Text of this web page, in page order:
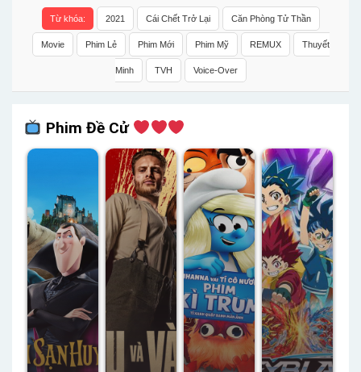
Từ khóa: 2021 Cái Chết Trở Lại Căn Phòng Tử Thần
Movie Phim Lẻ Phim Mới Phim Mỹ REMUX Thuyết
Minh TVH Voice-Over
Phim Đề Cử